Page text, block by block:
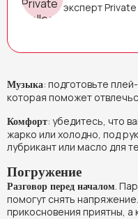
эксперт
Музыка: подготовьте
которая поможет
Комфорт: убедитесь, что
жарко или холодно, под
лубрикант или масло для
Погружение
Разговор перед началом .
помогут снять
прикосновения приятны, а